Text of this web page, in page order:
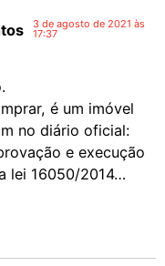
3 de agosto de 2021 às
17:37
é um imóvel
no diário oficial:
e execução
lei 16050/2014…